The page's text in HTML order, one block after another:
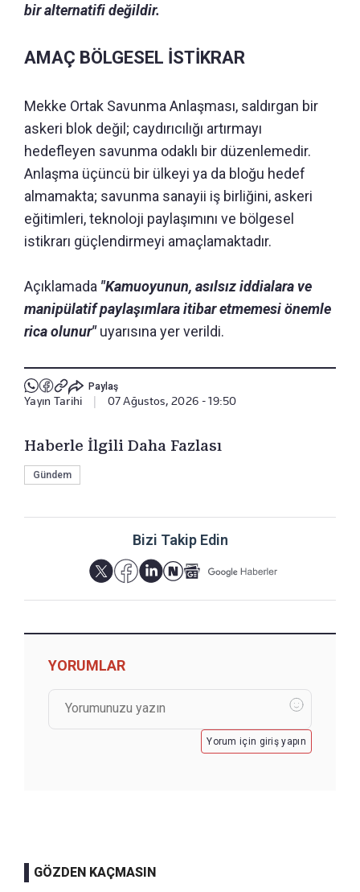
bir alternatifi değildir.
AMAÇ BÖLGESEL İSTİKRAR
Mekke Ortak Savunma Anlaşması, saldırgan bir
askeri blok değil; caydırıcılığı artırmayı
hedefleyen savunma odaklı bir düzenlemedir.
Anlaşma üçüncü bir ülkeyi ya da bloğu hedef
almamakta; savunma sanayii iş birliğini, askeri
eğitimleri, teknoloji paylaşımını ve bölgesel
istikrarı güçlendirmeyi amaçlamaktadır.
Açıklamada "Kamuoyunun, asılsız iddialara ve
manipülatif paylaşımlara itibar etmemesi önemle
rica olunur"uyarısına yer verildi.
Paylaş
Yayın Tarihi | 07 Ağustos, 2026 - 19:50
Haberle İlgili Daha Fazlası
Gündem
Bizi Takip Edin
YORUMLAR
Yorum için giriş yapın
GÖZDEN KAÇMASIN